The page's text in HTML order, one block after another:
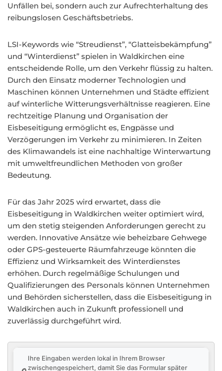
Unfällen bei, sondern auch zur Aufrechterhaltung des
reibungslosen Geschäftsbetriebs.
LSI-Keywords wie “Streudienst”, “Glatteisbekämpfung”
und “Winterdienst” spielen in Waldkirchen eine
entscheidende Rolle, um den Verkehr flüssig zu halten.
Durch den Einsatz moderner Technologien und
Maschinen können Unternehmen und Städte effizient
auf winterliche Witterungsverhältnisse reagieren. Eine
rechtzeitige Planung und Organisation der
Eisbeseitigung ermöglicht es, Engpässe und
Verzögerungen im Verkehr zu minimieren. In Zeiten
des Klimawandels ist eine nachhaltige Winterwartung
mit umweltfreundlichen Methoden von großer
Bedeutung.
Für das Jahr 2025 wird erwartet, dass die
Eisbeseitigung in Waldkirchen weiter optimiert wird,
um den stetig steigenden Anforderungen gerecht zu
werden. Innovative Ansätze wie beheizbare Gehwege
oder GPS-gesteuerte Räumfahrzeuge könnten die
Effizienz und Wirksamkeit des Winterdienstes
erhöhen. Durch regelmäßige Schulungen und
Qualifizierungen des Personals können Unternehmen
und Behörden sicherstellen, dass die Eisbeseitigung in
Waldkirchen auch in Zukunft professionell und
zuverlässig durchgeführt wird.
Ihre Eingaben werden lokal in Ihrem Browser
zwischengespeichert, damit Sie das Formular später